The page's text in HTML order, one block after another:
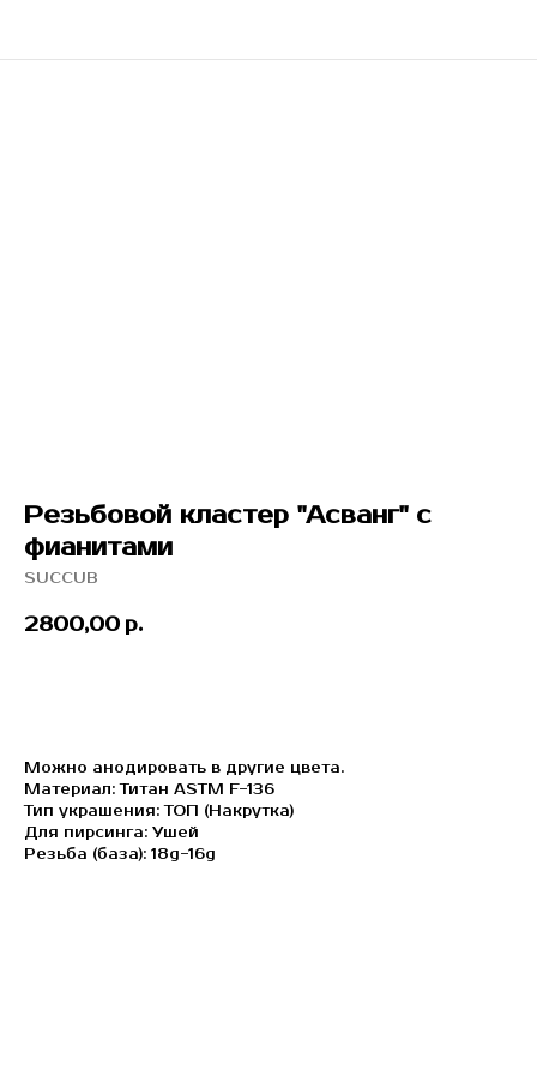
Резьбовой кластер "Асванг" с
фианитами
SUCCUB
2800,00 р.
Можно анодировать в другие цвета.
Материал: Титан ASTM F-136
Тип украшения: ТОП (Накрутка)
Для пирсинга: Ушей
Резьба (база): 18g-16g